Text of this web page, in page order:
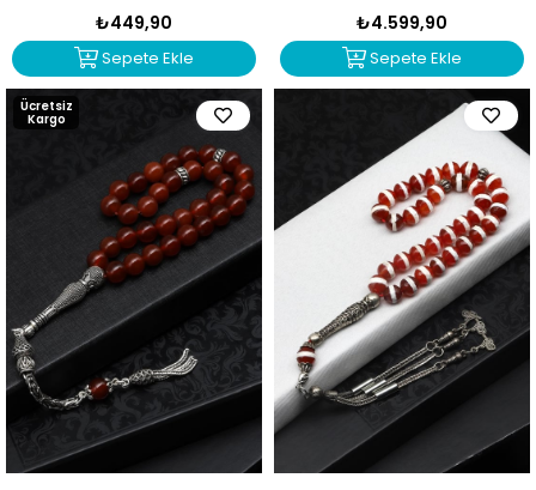
₺449,90
Sepete Ekle
₺4.599,90
Sepete Ekle
Ücretsiz
Kargo